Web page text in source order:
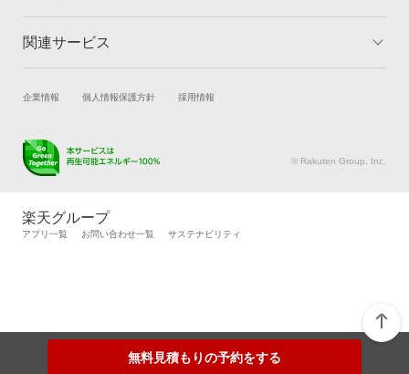
無料見積もりの予約をする
トップ
車検の基礎知識 キャンペーン一覧
関連サービス
試乗・商談 新車購入
キズ修理予約
メンテナンス管理
自動車カタログ 自動車保険
企業情報 個人情報保護方針 採用情報
© Rakuten Group, Inc.
楽天グループ
アプリ一覧 お問い合わせ一覧 サステナビリティ